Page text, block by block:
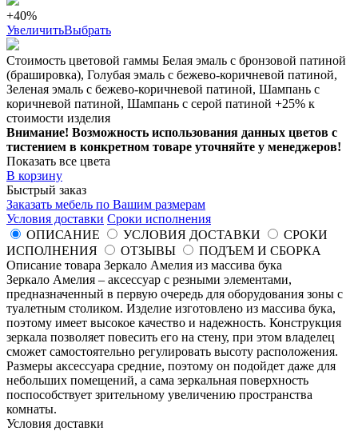
+40%
УвеличитьВыбрать
Стоимость цветовой гаммы Белая эмаль с бронзовой патиной
(брашировка), Голубая эмаль с бежево-коричневой патиной,
Зеленая эмаль с бежево-коричневой патиной, Шампань с
коричневой патиной, Шампань с серой патиной +25% к
стоимости изделия
Внимание! Возможность использования данных цветов с
тистением в конкретном товаре уточняйте у менеджеров!
Показать все цвета
В корзину
Быстрый заказ
Заказать мебель по Вашим размерам
Условия доставки Сроки исполнения
ОПИСАНИЕ
УСЛОВИЯ ДОСТАВКИ
СРОКИ
ИСПОЛНЕНИЯ
ОТЗЫВЫ
ПОДЪЕМ И СБОРКА
Описание товара Зеркало Амелия из массива бука
Зеркало Амелия – аксессуар с резными элементами,
предназначенный в первую очередь для оборудования зоны с
туалетным столиком. Изделие изготовлено из массива бука,
поэтому имеет высокое качество и надежность. Конструкция
зеркала позволяет повесить его на стену, при этом владелец
сможет самостоятельно регулировать высоту расположения.
Размеры аксессуара средние, поэтому он подойдет даже для
небольших помещений, а сама зеркальная поверхность
поспособствует зрительному увеличению пространства
комнаты.
Условия доставки